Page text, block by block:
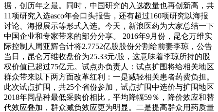
据，创历年之最。同时，中国研究的入选数量也再创新高，共
11项研究入选asco年会口头报告，还有超过160项研究以海报
讨论、海报展示等形式入选。今天，新浪医药为大家总结一下
中国企业和专家带来的部分分享。 2016年9月份，昆仑万维实
际控制人周亚辉合计将2.7752亿股股份分割给前妻李琼，公告
当日，昆仑万维收盘价为25.33元/股，这意味着李琼所持的股
权价值已超过75亿元。试点办负责人：试点扩围将给相关地区
群众带来以下两方面改革红利：一是减轻相关患者药费负担。
此次试点扩围，共25个省份参加，试点扩围中选价与扩围地区
2018年同品种最低采购价相比，平均降幅59％，降价效应和替
代效应叠加，群众减负效应更为明显。二是提高群众用药质量